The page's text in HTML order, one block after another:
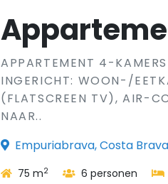
APPARTEMENT 4-
INGERICHT: WOON-/
(FLATSCREEN TV), AIR-
NAAR..
Empuriabrava, Costa
75 m2 6 personen